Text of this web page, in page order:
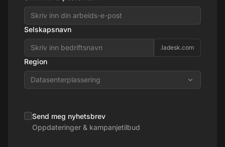
Selskapsnavn
.ladesk.com
Region
Datasenterplassering
Send meg nyhetsbrev
Oppdateringer & kampanjetilbud